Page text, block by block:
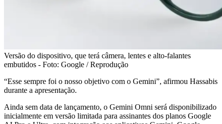
Versão do dispositivo, que terá câmera, lentes e alto-falantes
embutidos - Foto: Google / Reprodução
“Esse sempre foi o nosso objetivo com o Gemini”, afirmou Hassabis
durante a apresentação.
Ainda sem data de lançamento, o Gemini Omni será disponibilizado
inicialmente em versão limitada para assinantes dos planos Google